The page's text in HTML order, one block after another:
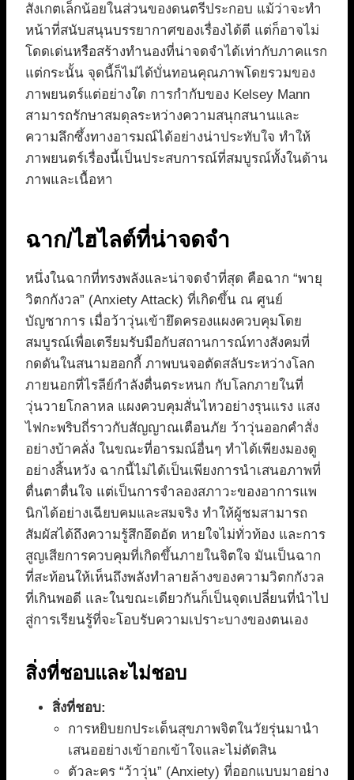
สังเกตเล็กน้อยในส่วนของดนตรีประกอบ แม้ว่าจะทำ
หน้าที่สนับสนุนบรรยากาศของเรื่องได้ดี แต่ก็อาจไม่
โดดเด่นหรือสร้างทำนองที่น่าจดจำได้เท่ากับภาคแรก
แต่กระนั้น จุดนี้ก็ไม่ได้บั่นทอนคุณภาพโดยรวมของ
ภาพยนตร์แต่อย่างใด การกำกับของ Kelsey Mann
สามารถรักษาสมดุลระหว่างความสนุกสนานและ
ความลึกซึ้งทางอารมณ์ได้อย่างน่าประทับใจ ทำให้
ภาพยนตร์เรื่องนี้เป็นประสบการณ์ที่สมบูรณ์ทั้งในด้าน
ภาพและเนื้อหา
ฉาก/ไฮไลต์ที่น่าจดจำ
หนึ่งในฉากที่ทรงพลังและน่าจดจำที่สุด คือฉาก “พายุ
วิตกกังวล” (Anxiety Attack) ที่เกิดขึ้น ณ ศูนย์
บัญชาการ เมื่อว้าวุ่นเข้ายึดครองแผงควบคุมโดย
สมบูรณ์เพื่อเตรียมรับมือกับสถานการณ์ทางสังคมที่
กดดันในสนามฮอกกี้ ภาพบนจอตัดสลับระหว่างโลก
ภายนอกที่ไรลีย์กำลังตื่นตระหนก กับโลกภายในที่
วุ่นวายโกลาหล แผงควบคุมสั่นไหวอย่างรุนแรง แสง
ไฟกะพริบถี่ราวกับสัญญาณเตือนภัย ว้าวุ่นออกคำสั่ง
อย่างบ้าคลั่ง ในขณะที่อารมณ์อื่นๆ ทำได้เพียงมองดู
อย่างสิ้นหวัง ฉากนี้ไม่ได้เป็นเพียงการนำเสนอภาพที่
ตื่นตาตื่นใจ แต่เป็นการจำลองสภาวะของอาการแพ
นิกได้อย่างเฉียบคมและสมจริง ทำให้ผู้ชมสามารถ
สัมผัสได้ถึงความรู้สึกอึดอัด หายใจไม่ทั่วท้อง และการ
สูญเสียการควบคุมที่เกิดขึ้นภายในจิตใจ มันเป็นฉาก
ที่สะท้อนให้เห็นถึงพลังทำลายล้างของความวิตกกังวล
ที่เกินพอดี และในขณะเดียวกันก็เป็นจุดเปลี่ยนที่นำไป
สู่การเรียนรู้ที่จะโอบรับความเปราะบางของตนเอง
สิ่งที่ชอบและไม่ชอบ
สิ่งที่ชอบ:
การหยิบยกประเด็นสุขภาพจิตในวัยรุ่นมานำ
เสนออย่างเข้าอกเข้าใจและไม่ตัดสิน
ตัวละคร “ว้าวุ่น” (Anxiety) ที่ออกแบบมาอย่าง